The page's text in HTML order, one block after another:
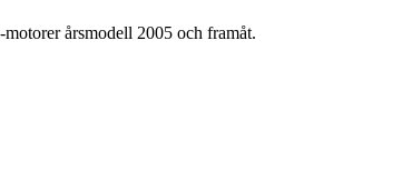
årsmodell 2005 och framåt.